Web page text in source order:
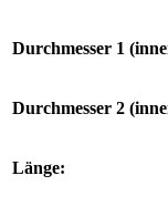
Durchmesser 1
Durchmesser 2
Länge: